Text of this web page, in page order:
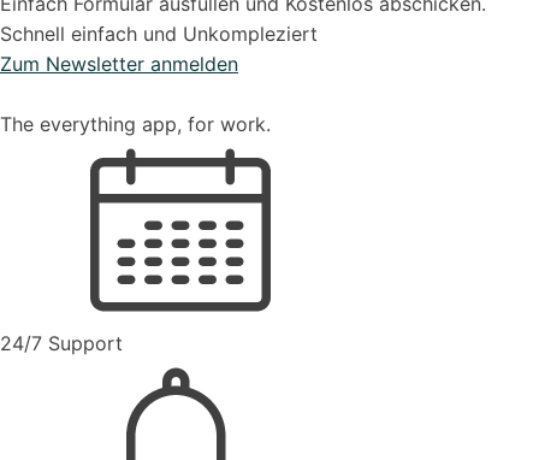
Schnell einfach und Unkompleziert
Zum Newsletter anmelden
The everything app, for work.
24/7 Support